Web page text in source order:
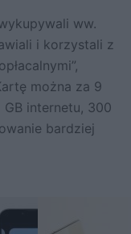
ww.
i korzystali z
można za 9
internetu, 300
bardziej